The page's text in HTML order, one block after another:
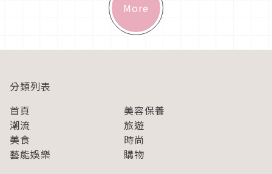
More
分類列表
首頁
美容保養
潮流
旅遊
美食
時尚
藝能娛樂
購物